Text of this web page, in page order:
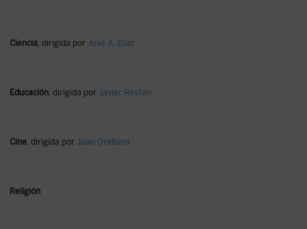
Ciencia, dirigida por José A. Díaz
Educación, dirigida por Javier Restán
Cine, dirigida por Juan Orellana
Religión